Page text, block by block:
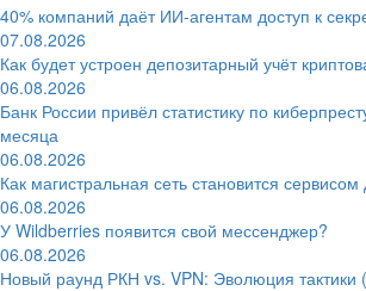
40% компаний даёт ИИ‑агентам доступ к
07.08.2026
Как будет устроен депозитарный учёт
06.08.2026
Банк России привёл статистику по
месяца
06.08.2026
Как магистральная сеть становится
06.08.2026
У Wildberries появится свой мессенджер?
06.08.2026
Новый раунд РКН vs. VPN: Эволюция тактики